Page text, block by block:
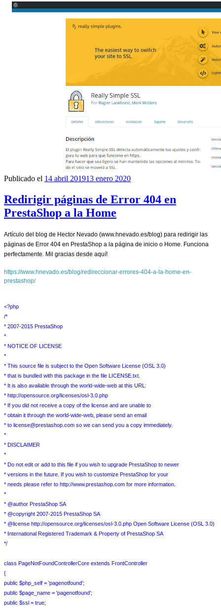
Publicado el 14 abril 201913 enero 2020
Redirigir páginas de Error 404 en
PrestaShop a la Home
Artículo del blog de Hector Nevado (www.hnevado.es/blog) para redirigir las
páginas de Error 404 en PrestaShop a la página de inicio o Home. Funciona
perfectamente. Mil gracias desde aquí!
https://www.hnevado.es/blog/redireccionar-errores-404-a-la-home-en-
prestashop/
<?php
/*
* 2007-2015 PrestaShop
*
* NOTICE OF LICENSE
*
* This source file is subject to the Open Software License (OSL 3.0)
* that is bundled with this package in the file LICENSE.txt.
* It is also available through the world-wide-web at this URL:
* http://opensource.org/licenses/osl-3.0.php
* If you did not receive a copy of the license and are unable to
* obtain it through the world-wide-web, please send an email
* to license@prestashop.com so we can send you a copy immediately.
*
* DISCLAIMER
*
* Do not edit or add to this file if you wish to upgrade PrestaShop to newer
* versions in the future. If you wish to customize PrestaShop for your
* needs please refer to http://www.prestashop.com for more information.
*
* @author PrestaShop SA
* @copyright 2007-2015 PrestaShop SA
* @license http://opensource.org/licenses/osl-3.0.php Open Software License (OSL 3.0)
* International Registered Trademark & Property of PrestaShop SA
*/
class PageNotFoundControllerCore extends FrontController
{
public $php_self = 'pagenotfound';
public $page_name = 'pagenotfound';
public $ssl = true;